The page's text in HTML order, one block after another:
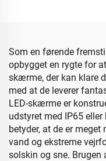
Som en førende
opbygget en rygte for
skærme, der kan klare
med at de leverer
LED-skærme er
udstyret med IP65
betyder, at de er
vand og ekstreme
solskin og sne. Brugen